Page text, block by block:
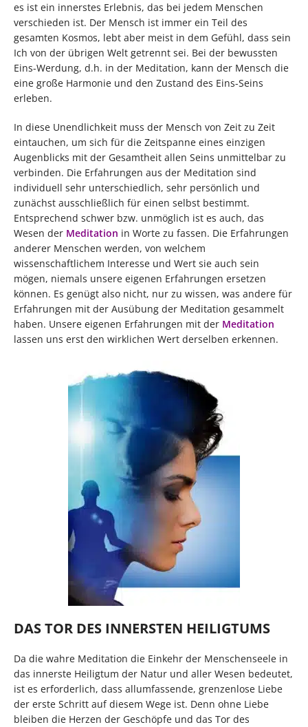
es ist ein innerstes Erlebnis, das bei jedem Menschen
verschieden ist. Der Mensch ist immer ein Teil des
gesamten Kosmos, lebt aber meist in dem Gefühl, dass sein
Ich von der übrigen Welt getrennt sei. Bei der bewussten
Eins-Werdung, d.h. in der Meditation, kann der Mensch die
eine große Harmonie und den Zustand des Eins-Seins
erleben.
In diese Unendlichkeit muss der Mensch von Zeit zu Zeit
eintauchen, um sich für die Zeitspanne eines einzigen
Augenblicks mit der Gesamtheit allen Seins unmittelbar zu
verbinden. Die Erfahrungen aus der Meditation sind
individuell sehr unterschiedlich, sehr persönlich und
zunächst ausschließlich für einen selbst bestimmt.
Entsprechend schwer bzw. unmöglich ist es auch, das
Wesen der Meditation in Worte zu fassen. Die Erfahrungen
anderer Menschen werden, von welchem
wissenschaftlichem Interesse und Wert sie auch sein
mögen, niemals unsere eigenen Erfahrungen ersetzen
können. Es genügt also nicht, nur zu wissen, was andere für
Erfahrungen mit der Ausübung der Meditation gesammelt
haben. Unsere eigenen Erfahrungen mit der Meditation
lassen uns erst den wirklichen Wert derselben erkennen.
DAS TOR DES INNERSTEN HEILIGTUMS
Da die wahre Meditation die Einkehr der Menschenseele in
das innerste Heiligtum der Natur und aller Wesen bedeutet,
ist es erforderlich, dass allumfassende, grenzenlose Liebe
der erste Schritt auf diesem Wege ist. Denn ohne Liebe
bleiben die Herzen der Geschöpfe und das Tor des